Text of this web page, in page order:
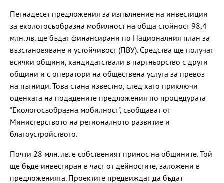
Петнадесет предложения за изпълнение на инвестиции
за екологосъобразна мобилност на обща стойност 98,4
млн. лв. ще бъдат финансирани по Националния план за
възстановяване и устойчивост (ПВУ). Средства ще получат
всички общини, кандидатствали в партньорство с други
общини и с оператори на обществена услуга за превоз
на пътници. Това стана известно, след като приключи
оценката на подадените предложения по процедурата
"Екологосъобразна мобилност", съобщават от
Министерството на регионалното развитие и
благоустройството.
Почти 28 млн. лв. е собственият принос на общините. Той
ще бъде инвестиран в част от дейностите, заложени в
предложенията. Проектите предвиждат да бъдат